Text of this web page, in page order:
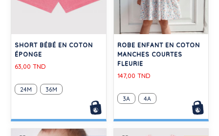
SHORT BÉBÉ EN COTON
ÉPONGE
63,00 TND
24M 36M
ROBE ENFANT EN COTON
MANCHES COURTES
FLEURIE
147,00 TND
3A 4A